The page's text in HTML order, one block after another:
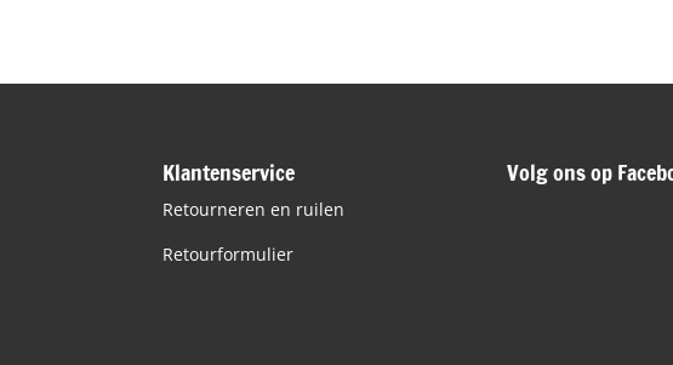
Klantenservice
Retourneren en ruilen
Retourformulier
Volg ons op